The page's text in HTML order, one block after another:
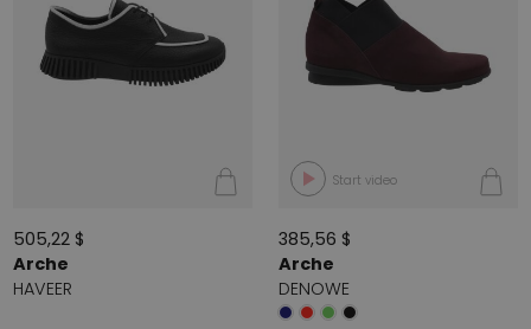
505,22 $
Arche
HAVEER
Start video
385,56 $
Arche
DENOWE